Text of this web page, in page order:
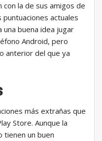
con la de sus amigos de
actuales
buena idea jugar
Android, pero
anterior del que ya
más extrañas que
Store. Aunque la
tienen un buen